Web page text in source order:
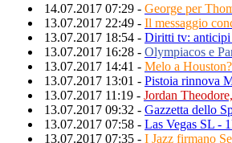
14.07.2017 07:29 - George per
13.07.2017 22:49 - Il messaggio
13.07.2017 18:54 - Diritti tv: anticipi
13.07.2017 16:28 - Olympiacos e
13.07.2017 14:41 - Melo a
13.07.2017 13:01 - Pistoia rinnova
13.07.2017 11:19 - Jordan
13.07.2017 09:32 - Gazzetta dello
13.07.2017 07:58 - Las Vegas SL -
13.07.2017 07:35 - I Jazz firmano